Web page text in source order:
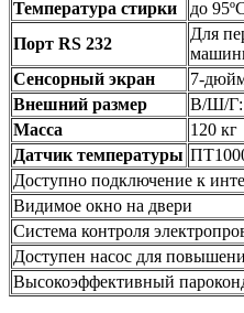
Температура стирки
до
Порт RS 232
Для
Сенсорный экран
7-
Внешний размер
В/Ш/Г:
Масса
120 кг
Датчик температуры
Доступно подключение к
Видимое окно на двери
Система контроля
Доступен насос для
Высокоэффективный